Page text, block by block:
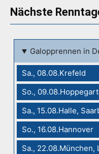
Nächste
Galopprennen in
Sa., 08.08.Krefeld
So.,
Sa., 15.08.Halle,
So., 16.08.Hannover
Sa., 22.08.München,